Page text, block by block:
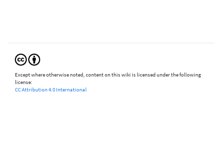
Except where otherwise noted, content on this wiki is licensed under the following
license:
CC Attribution 4.0 International